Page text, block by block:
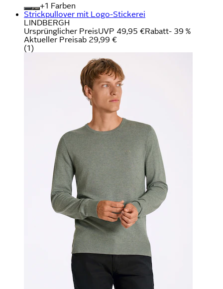
+
Farben
Strickpullover mit Logo-Stickerei
LINDBERGH
Ursprünglicher PreisUVP 49,95 €Rabatt- 39 %
Aktueller Preisab 29,99 €
(1)